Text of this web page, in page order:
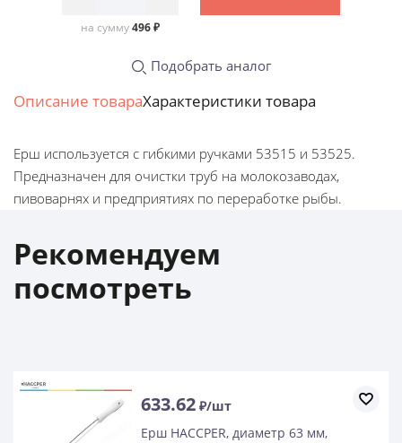
на сумму496 ₽
Подобрать аналог
Описание товараХарактеристики товара
Ерш используется с гибкими ручками 53515 и 53525.
Предназначен для очистки труб на молокозаводах,
пивоварнях и предприятиях по переработке рыбы.
Рекомендуем
посмотреть
633.62 ₽/шт
Ерш HACCPER, диаметр 63 мм,